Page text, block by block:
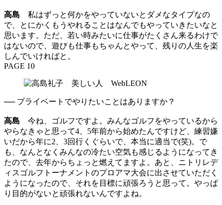
高島 私はずっと何かをやっていないとダメなタイプなの
で、とにかくもうやれることはなんでもやっていきたいなと
思います。ただ、若い時みたいに仕事がたくさん来るわけで
はないので、遊びも仕事もちゃんとやって、残りの人生を楽
しんでいければと。
PAGE 10
── プライベートでやりたいことはありますか？
高島 今ね、ゴルフですよ。みんなゴルフをやっているから
やらなきゃと思って4、5年前から始めたんですけど、練習嫌
いだから年に2、3回行くぐらいで、本当に適当で(笑)。で
も、なんとなくみんなの冷たい空気も感じるようになってき
たので、去年からちょっと燃えてますよ。あと、ニトリレデ
ィスゴルフトーナメントのプロアマ大会に出させていただく
ようになったので、それを目標に頑張ろうと思って。やっぱ
り目的がないと頑張れないんですよね。